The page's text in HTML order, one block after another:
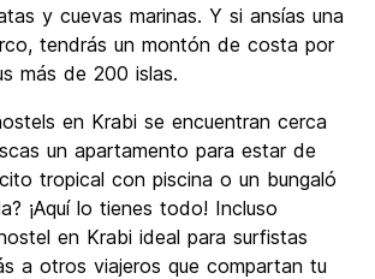
y cuevas marinas. Y si ansías una
tendrás un montón de costa por
más de 200 islas.
en Krabi se encuentran cerca
un apartamento para estar de
tropical con piscina o un bungaló
¡Aquí lo tienes todo! Incluso
en Krabi ideal para surfistas
a otros viajeros que compartan tu